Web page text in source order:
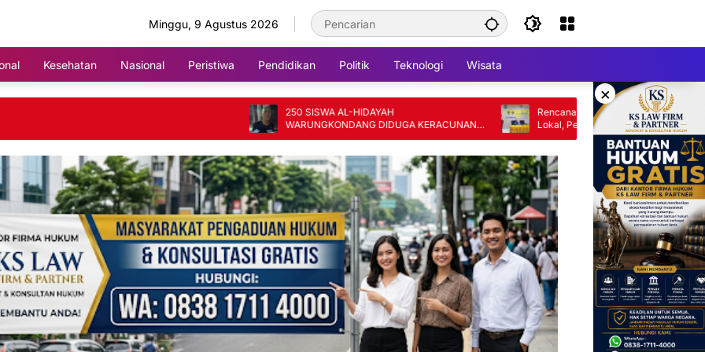
Minggu, 9 Agustus 2026
Kesehatan Nasional Peristiwa Pendidikan Politik Teknologi Wisata
×
250 SISWA AL-HIDAYAH
WARUNGKONDANG DIDUGA KERACUNAN
USAI MAKAN MBG DARI SPPG MILIK
Rencana Pembangunan Berbasis Kearifan
Lokal, Pemda Keerom Menggandeng Uncen.